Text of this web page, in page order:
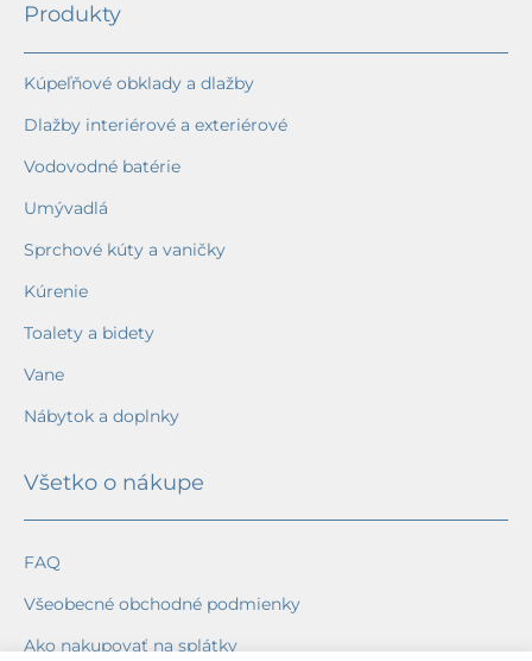
Produkty
Kúpeľňové obklady a dlažby
Dlažby interiérové a exteriérové
Vodovodné batérie
Umývadlá
Sprchové kúty a vaničky
Kúrenie
Toalety a bidety
Vane
Nábytok a doplnky
Všetko o nákupe
FAQ
Všeobecné obchodné podmienky
Ako nakupovať na splátky